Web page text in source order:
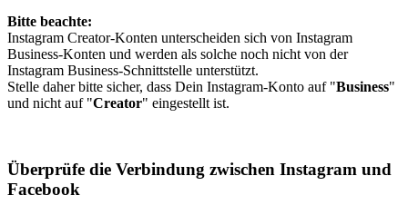
Bitte beachte:
Instagram Creator-Konten unterscheiden sich von Instagram
Business-Konten und werden als solche noch nicht von der
Instagram Business-Schnittstelle unterstützt.
Stelle daher bitte sicher, dass Dein Instagram-Konto auf "Business"
und nicht auf "Creator" eingestellt ist.
Überprüfe die Verbindung zwischen Instagram und
Facebook